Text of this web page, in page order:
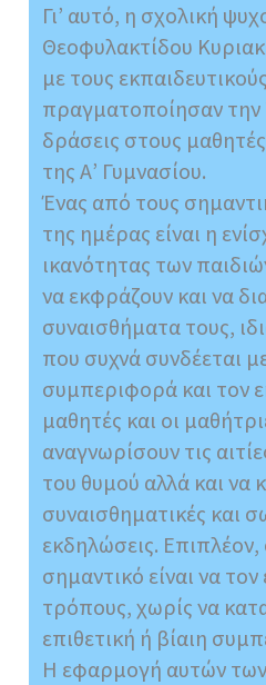
Γι’ αυτό, η σχολική
Θεοφυλακτίδου
με τους
πραγματοποίησαν
δράσεις στους
της Α’ Γυμνασίου.
Ένας από τους
της ημέρας είναι η
ικανότητας των
να εκφράζουν και να
συναισθήματα τους,
που συχνά συνδέεται
συμπεριφορά και τον
μαθητές και οι
αναγνωρίσουν τις
του θυμού αλλά και να
συναισθηματικές και
εκδηλώσεις.
σημαντικό είναι να
τρόπους, χωρίς να
επιθετική ή βίαιη
Η εφαρμογή αυτών